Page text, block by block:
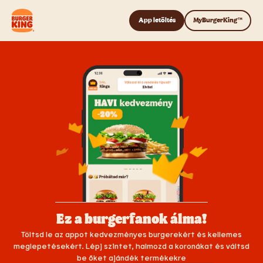
Tovább a tartalomhoz
App letöltés MyBurgerKing™
Ez a burgerfanok álma!
Töltsd le az appot kedvezményes burgerekért és kellemes
meglepetésekért. Lépj szintet, halmozd a koronákat és váltsd
be őket ajándék termékekre